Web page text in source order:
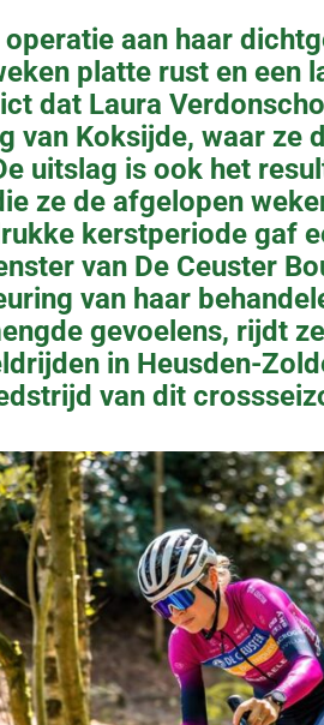
operatie aan haar
platte rust en een
dat Laura
van Koksijde, waar ze
uitslag is ook het
ze de afgelopen
kerstperiode gaf
van De Ceuster
van haar
gevoelens, rijdt
in Heusden-
van dit